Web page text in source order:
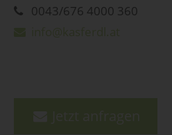
0043/676 4000 360